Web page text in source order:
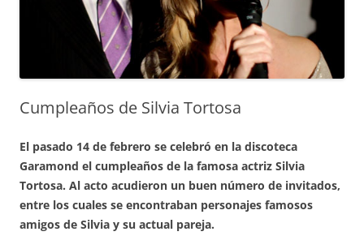
Cumpleaños de Silvia Tortosa
El pasado 14 de febrero se celebró en la discoteca
Garamond el cumpleaños de la famosa actriz Silvia
Tortosa. Al acto acudieron un buen número de invitados,
entre los cuales se encontraban personajes famosos
amigos de Silvia y su actual pareja.